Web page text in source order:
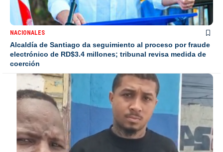
NACIONALES
Alcaldía de Santiago da seguimiento al proceso por fraude
electrónico de RD$3.4 millones; tribunal revisa medida de
coerción